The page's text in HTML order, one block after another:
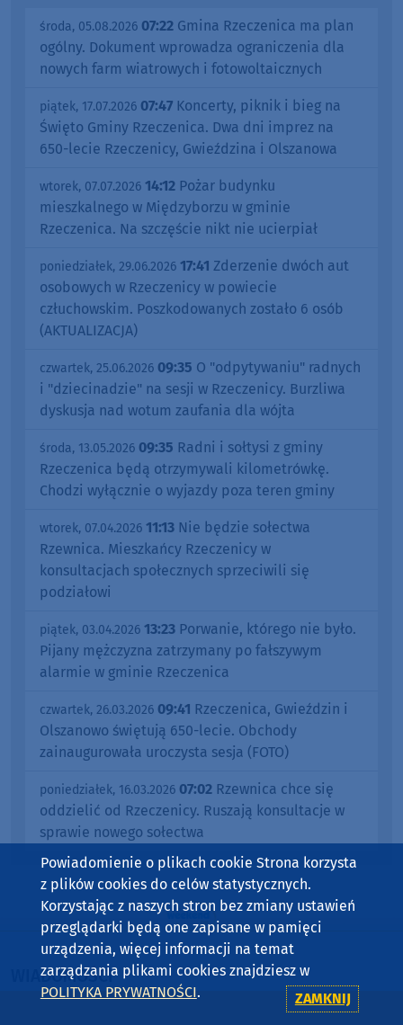
środa, 05.08.2026 07:22 Gmina Rzeczenica ma plan
ogólny. Dokument wprowadza ograniczenia dla
nowych farm wiatrowych i fotowoltaicznych
piątek, 17.07.2026 07:47 Koncerty, piknik i bieg na
Święto Gminy Rzeczenica. Dwa dni imprez na
650-lecie Rzeczenicy, Gwieździna i Olszanowa
wtorek, 07.07.2026 14:12 Pożar budynku
mieszkalnego w Międzyborzu w gminie
Rzeczenica. Na szczęście nikt nie ucierpiał
poniedziałek, 29.06.2026 17:41 Zderzenie dwóch aut
osobowych w Rzeczenicy w powiecie
człuchowskim. Poszkodowanych zostało 6 osób
(AKTUALIZACJA)
czwartek, 25.06.2026 09:35 O "odpytywaniu" radnych
i "dziecinadzie" na sesji w Rzeczenicy. Burzliwa
dyskusja nad wotum zaufania dla wójta
środa, 13.05.2026 09:35 Radni i sołtysi z gminy
Rzeczenica będą otrzymywali kilometrówkę.
Chodzi wyłącznie o wyjazdy poza teren gminy
wtorek, 07.04.2026 11:13 Nie będzie sołectwa
Rzewnica. Mieszkańcy Rzeczenicy w
konsultacjach społecznych sprzeciwili się
podziałowi
piątek, 03.04.2026 13:23 Porwanie, którego nie było.
Pijany mężczyzna zatrzymany po fałszywym
alarmie w gminie Rzeczenica
czwartek, 26.03.2026 09:41 Rzeczenica, Gwieździn i
Olszanowo świętują 650-lecie. Obchody
zainaugurowała uroczysta sesja (FOTO)
poniedziałek, 16.03.2026 07:02 Rzewnica chce się
oddzielić od Rzeczenicy. Ruszają konsultacje w
sprawie nowego sołectwa
WIADOMOŚCI
Powiadomienie o plikach cookie Strona korzysta
z plików cookies do celów statystycznych.
Korzystając z naszych stron bez zmiany ustawień
przeglądarki będą one zapisane w pamięci
urządzenia, więcej informacji na temat
zarządzania plikami cookies znajdziesz w
POLITYKA PRYWATNOŚCI. ZAMKNIJ